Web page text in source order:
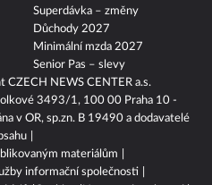
CZECH NEWS CENTER a.s.
3493/1, 100 00 Praha 10 -
v OR, sp.zn. B 19490 a dodavatelé
materiálům
informační společnosti
Superdávka – změny
Důchody 2027
Minimální mzda 2027
Senior Pas – slevy